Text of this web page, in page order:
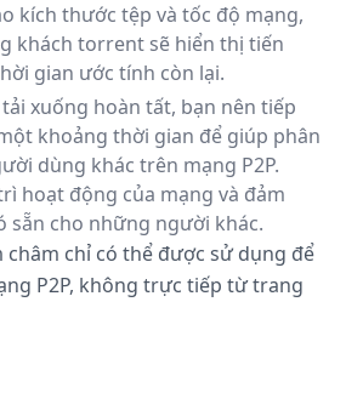
kích thước tệp và tốc độ mạng,
khách torrent sẽ hiển thị tiến
gian ước tính còn lại.
tải xuống hoàn tất, bạn nên tiếp
khoảng thời gian để giúp phân
dùng khác trên mạng P2P.
hoạt động của mạng và đảm
sẵn cho những người khác.
châm chỉ có thể được sử dụng để
P2P, không trực tiếp từ trang